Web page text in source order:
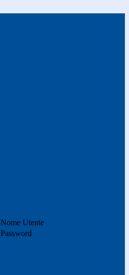
Nome Utente
Password